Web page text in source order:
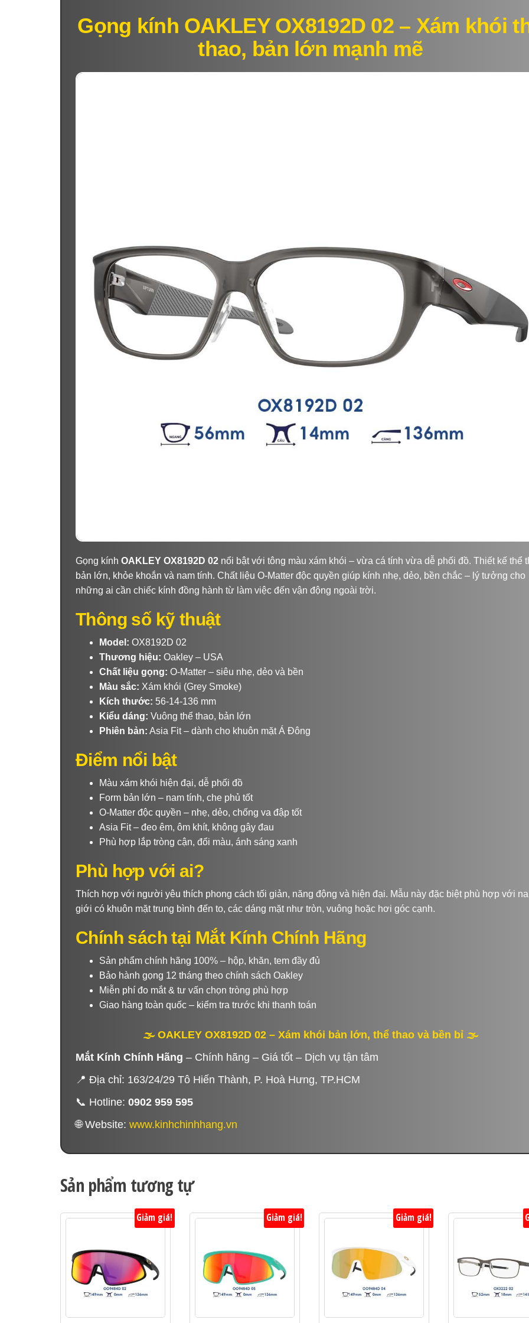
Gọng kính OAKLEY OX8192D 02 – Xám khói
thao, bản lớn mạnh mẽ
Gọng kính OAKLEY OX8192D 02 nổi bật với tông màu xám khói – vừa cá tính vừa dễ phối đồ. Thiết kế thể
bản lớn, khỏe khoắn và nam tính. Chất liệu O-Matter độc quyền giúp kính nhẹ, dẻo, bền chắc – lý tưởng cho
những ai cần chiếc kính đồng hành từ làm việc đến vận động ngoài trời.
Thông số kỹ thuật
Model: OX8192D 02
Thương hiệu: Oakley – USA
Chất liệu gọng: O-Matter – siêu nhẹ, dẻo và bền
Màu sắc: Xám khói (Grey Smoke)
Kích thước: 56-14-136 mm
Kiểu dáng: Vuông thể thao, bản lớn
Phiên bản: Asia Fit – dành cho khuôn mặt Á Đông
Điểm nổi bật
Màu xám khói hiện đại, dễ phối đồ
Form bản lớn – nam tính, che phủ tốt
O-Matter độc quyền – nhẹ, dẻo, chống va đập tốt
Asia Fit – đeo êm, ôm khít, không gây đau
Phù hợp lắp tròng cận, đổi màu, ánh sáng xanh
Phù hợp với ai?
Thích hợp với người yêu thích phong cách tối giản, năng động và hiện đại. Mẫu này đặc biệt phù hợp với
giới có khuôn mặt trung bình đến to, các dáng mặt như tròn, vuông hoặc hơi góc cạnh.
Chính sách tại Mắt Kính Chính Hãng
Sản phẩm chính hãng 100% – hộp, khăn, tem đầy đủ
Bảo hành gọng 12 tháng theo chính sách Oakley
Miễn phí đo mắt & tư vấn chọn tròng phù hợp
Giao hàng toàn quốc – kiểm tra trước khi thanh toán
🌫️ OAKLEY OX8192D 02 – Xám khói bản lớn, thể thao và bền bỉ 🌫️
Mắt Kính Chính Hãng – Chính hãng – Giá tốt – Dịch vụ tận tâm
📍 Địa chỉ: 163/24/29 Tô Hiến Thành, P. Hoà Hưng, TP.HCM
📞 Hotline: 0902 959 595
🌐 Website: www.kinhchinhhang.vn
Sản phẩm tương tự
Giảm giá! Giảm giá! Giảm giá!